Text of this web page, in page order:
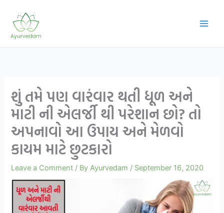
content
શું તમે પણ વારંવાર થતી ધૂળ અને
માટી ની એલર્જી થી પરેશાન છો? તો
અપનાવો આ ઉપાય અને મેળવો
કાયમ માટે છુટકારો
Leave a Comment / ByAyurvedam / September 16, 2020